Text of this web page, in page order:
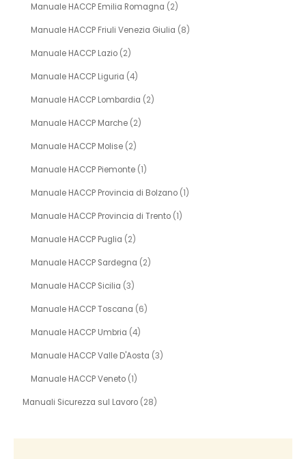
Manuale HACCP Emilia Romagna (2)
Manuale HACCP Friuli Venezia Giulia (8)
Manuale HACCP Lazio (2)
Manuale HACCP Liguria (4)
Manuale HACCP Lombardia (2)
Manuale HACCP Marche (2)
Manuale HACCP Molise (2)
Manuale HACCP Piemonte (1)
Manuale HACCP Provincia di Bolzano (1)
Manuale HACCP Provincia di Trento (1)
Manuale HACCP Puglia (2)
Manuale HACCP Sardegna (2)
Manuale HACCP Sicilia (3)
Manuale HACCP Toscana (6)
Manuale HACCP Umbria (4)
Manuale HACCP Valle D'Aosta (3)
Manuale HACCP Veneto (1)
Manuali Sicurezza sul Lavoro (28)